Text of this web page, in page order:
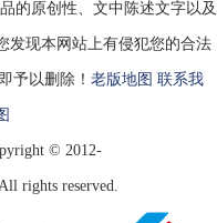
的原创性、文中陈述文字以及
发现本网站上有侵犯您的合法
予以删除！ 老版地图 联系我
© 2012-
rights reserved.